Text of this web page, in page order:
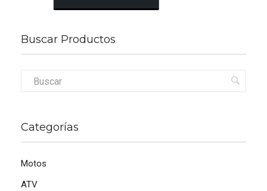
Buscar Productos
Categorías
Motos
ATV